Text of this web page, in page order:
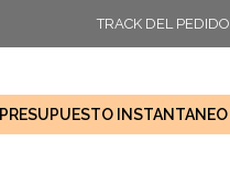
TRACK DEL PEDIDO
PRESUPUESTO INSTANTANEO